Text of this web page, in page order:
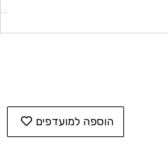
הוספה למועדפים